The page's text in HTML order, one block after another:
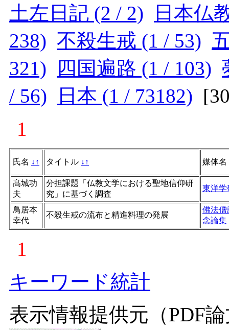
土左日記 (2 / 2)
日本仏
238) 不殺生戒 (1 / 53)
321)
四国遍路 (1 / 103)
/ 56)
日本 (1 / 73182) [
1
氏名 ↓ ↑ タイトル ↓ ↑ 媒体名
髙城功
夫
分担課題「仏教文学における聖地信仰研
究」に基づく調査
東洋学
鳥居本
幸代
不殺生戒の流布と精進料理の発展
佛法僧
念論集
1
キーワード統計
表示情報提供元（PDF